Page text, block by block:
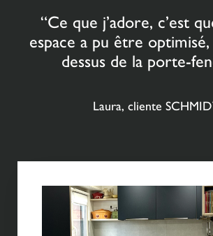
“Ce que j’adore, c’est
espace a pu être
dessus de la porte-
Laura, cliente